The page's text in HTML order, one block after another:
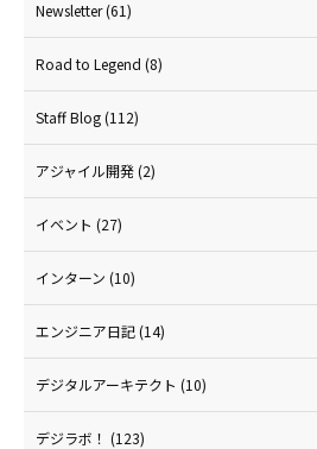
Newsletter(61)
Road to Legend (8)
Staff Blog(112)
アジャイル開発(2)
イベント (27)
インターン (10)
エンジニア日記(14)
デジタルアーキテクト (10)
デジラボ！ (123)